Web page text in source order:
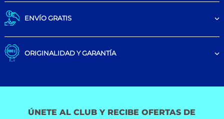
ENVÍO GRATIS
ORIGINALIDAD Y GARANTÍA
ÚNETE AL CLUB Y RECIBE OFERTAS DE